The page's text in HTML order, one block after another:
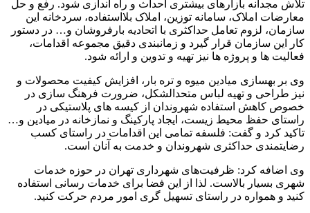
تلاش مجدانه بازارهای بیشتری احداث و راه اندازی شود. رفع و حل
معارضات املاک، سامانه توزین، املاک بلااستفاده، سردخانه این
سازمان، لزوم تعامل حداکثری با اتحادیه بارفروشان و… در دستور
کار این سازمان قرار گیرد و زمانبندی دقیق مجموعه اقدامات،
فعالیت ها و پروژه ها نیز تهیه و تدوین و ارائه شود.
وی بر بهسازی میادین میوه و تره بار، افزایش کیفیت محصولات و
نیز طراحی و تهیه لباس متحدالشکل، ضرورت فرهنگ سازی در
خصوص کاهش استفاده شهروندان از کیسه های پلاستیکی در
راستای حفظ محیط زیست، ایجاد پارکینگ و نمازخانه در میادین و…
تاکید کرد و گفت: فلسفه تمامی این اقدامات در راستای کسب
رضایتمندی حداکثری شهروندان و خدمت به آنان است.
وی اضافه کرد: ظرفیت‌های شهرداری تهران در حوزه خدمات
شهری بسیار بالاست. لذا از این فضا برای خدمات رسانی استفاده
کنید و همواره در راستای تسهیل گری امور مردم حرکت کنید.